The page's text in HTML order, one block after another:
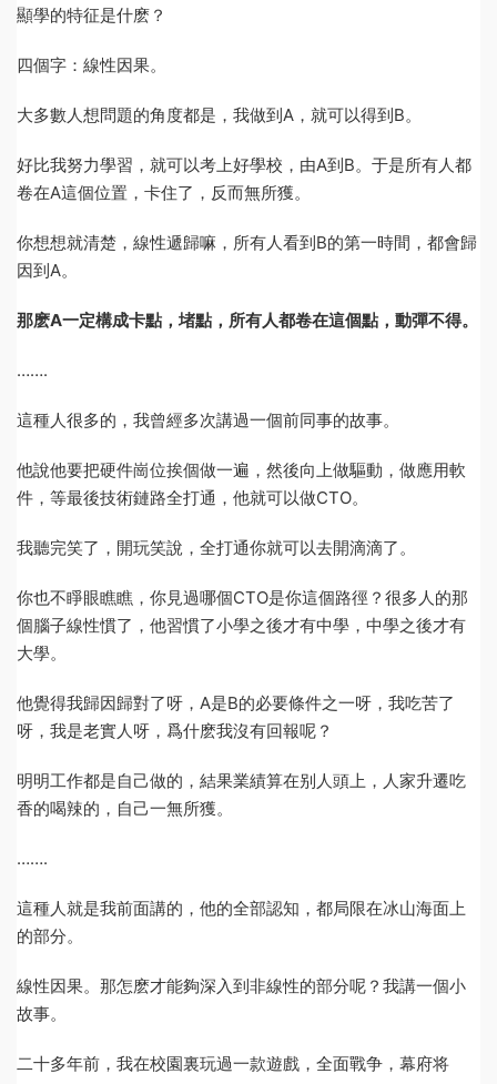
顯學的特征是什麽？
四個字：線性因果。
大多數人想問題的角度都是，我做到A，就可以得到B。
好比我努力學習，就可以考上好學校，由A到B。于是所有人都
卷在A這個位置，卡住了，反而無所獲。
你想想就清楚，線性遞歸嘛，所有人看到B的第一時間，都會歸
因到A。
那麽A一定構成卡點，堵點，所有人都卷在這個點，動彈不得。
…….
這種人很多的，我曾經多次講過一個前同事的故事。
他說他要把硬件崗位挨個做一遍，然後向上做驅動，做應用軟
件，等最後技術鏈路全打通，他就可以做CTO。
我聽完笑了，開玩笑說，全打通你就可以去開滴滴了。
你也不睜眼瞧瞧，你見過哪個CTO是你這個路徑？很多人的那
個腦子線性慣了，他習慣了小學之後才有中學，中學之後才有
大學。
他覺得我歸因歸對了呀，A是B的必要條件之一呀，我吃苦了
呀，我是老實人呀，爲什麽我沒有回報呢？
明明工作都是自己做的，結果業績算在别人頭上，人家升遷吃
香的喝辣的，自己一無所獲。
…….
這種人就是我前面講的，他的全部認知，都局限在冰山海面上
的部分。
線性因果。那怎麽才能夠深入到非線性的部分呢？我講一個小
故事。
二十多年前，我在校園裏玩過一款遊戲，全面戰争，幕府将